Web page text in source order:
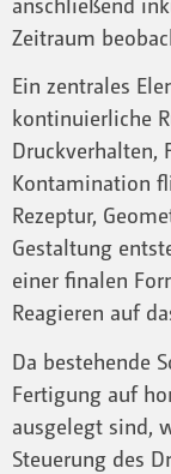
Zeitraum
Ein zentrales
kontinuierliche
Druckverhalten,
Kontamination
Rezeptur,
Gestaltung
einer finalen
Reagieren auf
Da bestehende
Fertigung auf
ausgelegt sind,
Steuerung des